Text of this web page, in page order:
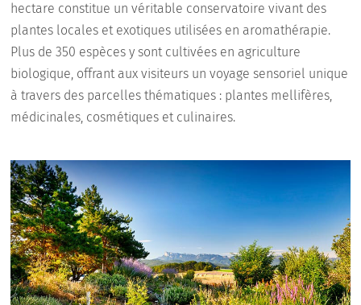
hectare constitue un véritable conservatoire vivant des
plantes locales et exotiques utilisées en aromathérapie.
Plus de 350 espèces y sont cultivées en agriculture
biologique, offrant aux visiteurs un voyage sensoriel unique
à travers des parcelles thématiques : plantes mellifères,
médicinales, cosmétiques et culinaires.